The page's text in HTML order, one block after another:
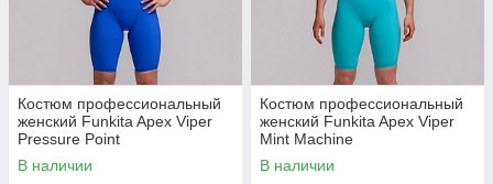
Костюм профессиональный
женский Funkita Apex Viper
Pressure Point
В наличии
Костюм профессиональный
женский Funkita Apex Viper
Mint Machine
В наличии